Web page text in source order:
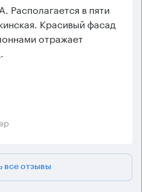
в пяти
Красивый фасад
отражает
все отзывы